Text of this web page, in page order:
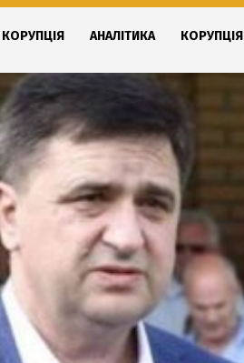
КОРУПЦІЯ АНАЛІТИКА КОРУПЦІЯ